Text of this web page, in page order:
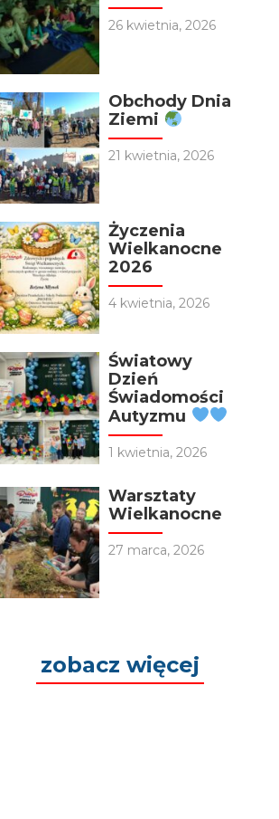
26 kwietnia, 2026
Obchody Dnia
Ziemi
21 kwietnia, 2026
Życzenia
Wielkanocne
2026
4 kwietnia, 2026
Światowy
Dzień
Świadomości
Autyzmu
1 kwietnia, 2026
Warsztaty
Wielkanocne
27 marca, 2026
zobacz więcej